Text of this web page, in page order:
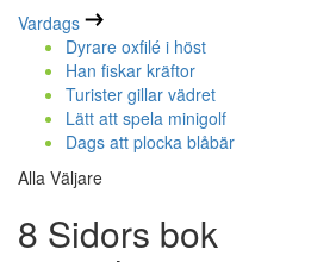
Vardags
Dyrare oxfilé i höst
Han fiskar kräftor
Turister gillar vädret
Lätt att spela minigolf
Dags att plocka blåbär
Alla Väljare
8 Sidors bok